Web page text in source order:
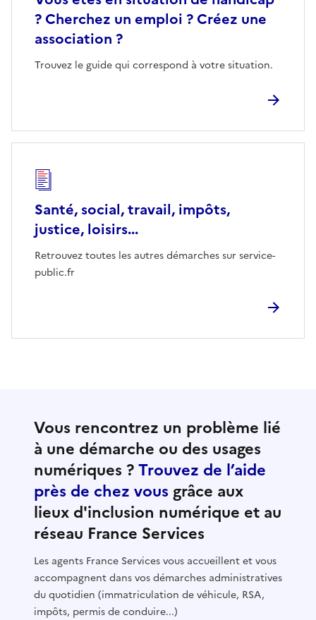
? Cherchez un emploi ? Créez une
association ?
Trouvez le guide qui correspond à votre situation.
Santé, social, travail, impôts,
justice, loisirs...
Retrouvez toutes les autres démarches sur service-
public.fr
Vous rencontrez un problème lié
à une démarche ou des usages
numériques ?Trouvez de l’aide
près de chez vous grâce aux
lieux d'inclusion numérique et au
réseau France Services
Les agents France Services vous accueillent et vous
accompagnent dans vos démarches administratives
du quotidien (immatriculation de véhicule, RSA,
impôts, permis de conduire...)